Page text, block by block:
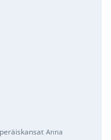
Anna